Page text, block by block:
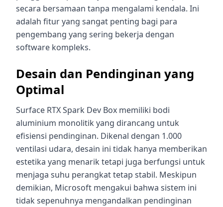
secara bersamaan tanpa mengalami kendala. Ini
adalah fitur yang sangat penting bagi para
pengembang yang sering bekerja dengan
software kompleks.
Desain dan Pendinginan yang
Optimal
Surface RTX Spark Dev Box memiliki bodi
aluminium monolitik yang dirancang untuk
efisiensi pendinginan. Dikenal dengan 1.000
ventilasi udara, desain ini tidak hanya memberikan
estetika yang menarik tetapi juga berfungsi untuk
menjaga suhu perangkat tetap stabil. Meskipun
demikian, Microsoft mengakui bahwa sistem ini
tidak sepenuhnya mengandalkan pendinginan